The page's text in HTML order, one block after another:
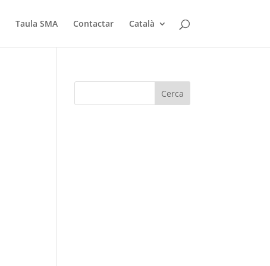
Taula SMA Contactar Català